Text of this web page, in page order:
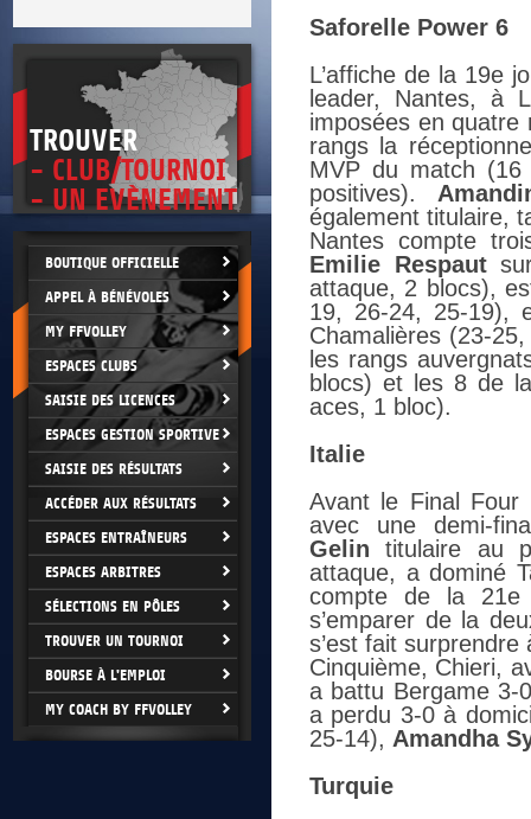
TROUVER
- CLUB/TOURNOI
- UN EVÈNEMENT
BOUTIQUE OFFICIELLE
APPEL À BÉNÉVOLES
MY FFVOLLEY
ESPACES CLUBS
SAISIE DES LICENCES
ESPACES GESTION SPORTIVE
SAISIE DES RÉSULTATS
ACCÉDER AUX RÉSULTATS
ESPACES ENTRAÎNEURS
ESPACES ARBITRES
SÉLECTIONS EN PÔLES
TROUVER UN TOURNOI
BOURSE À L'EMPLOI
MY COACH BY FFVOLLEY
Saforelle Power 6
L’affiche de la 19e
leader, Nantes, à
imposées en quatre
rangs la
MVP du match
positives).
également titulaire,
Nantes compte
Emilie Respaut
attaque, 2 blocs),
19, 26-24, 25-19),
Chamalières (23-
les rangs
blocs) et les 8 de
aces, 1 bloc).
Italie
Avant le Final Four
avec une demi-
Gelin titulaire au
attaque, a dominé
compte de la 21e
s’emparer de la
s’est fait surprendre
Cinquième, Chieri,
a battu Bergame 3-
a perdu 3-0 à
25-14), Amandha
Turquie